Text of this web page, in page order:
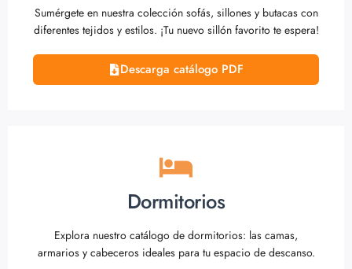
Sumérgete en nuestra colección sofás, sillones y butacas con
diferentes tejidos y estilos. ¡Tu nuevo sillón favorito te espera!
Descarga catálogo PDF
Dormitorios
Explora nuestro catálogo de dormitorios: las camas,
armarios y cabeceros ideales para tu espacio de descanso.